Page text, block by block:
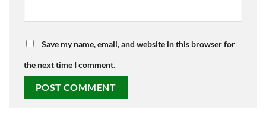
Save my name, email, and website in this browser for
the next time I comment.